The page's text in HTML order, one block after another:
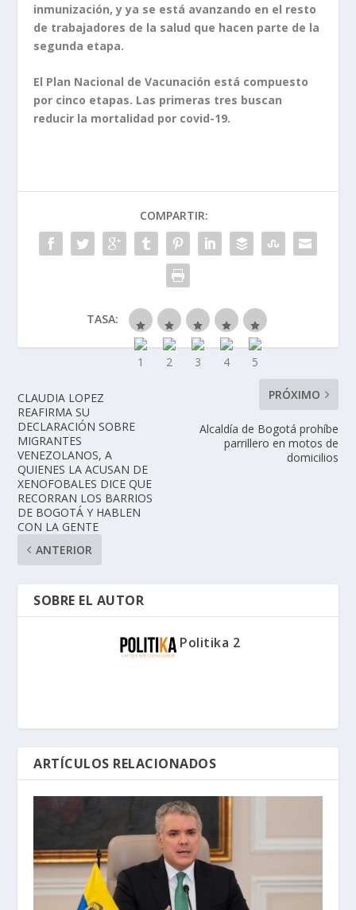
inmunización, y ya se está avanzando en el resto
de trabajadores de la salud que hacen parte de la
segunda etapa.
El Plan Nacional de Vacunación está compuesto
por cinco etapas. Las primeras tres buscan
reducir la mortalidad por covid-19.
COMPARTIR:
TASA:
CLAUDIA LOPEZ
REAFIRMA SU
DECLARACIÓN SOBRE
MIGRANTES
VENEZOLANOS, A
QUIENES LA ACUSAN DE
XENOFOBALES DICE QUE
RECORRAN LOS BARRIOS
DE BOGOTÁ Y HABLEN
CON LA GENTE
ANTERIOR
PRÓXIMO
Alcaldía de Bogotá prohíbe
parrillero en motos de
domicilios
SOBRE EL AUTOR
Politika 2
ARTÍCULOS RELACIONADOS